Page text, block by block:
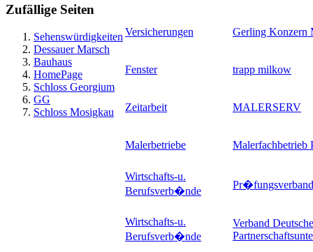
Zufällige Seiten
Sehenswürdigkeiten
Dessauer Marsch
Bauhaus
HomePage
Schloss Georgium
GG
Schloss Mosigkau
Versicherungen Gerling Konzern
Fenster trapp milkow
Zeitarbeit MALERSERV
Malerbetriebe Malerfachbetrieb
Wirtschafts-u.
Berufsverb�nde
Wirtschafts-u.
Berufsverb�nde
Verband